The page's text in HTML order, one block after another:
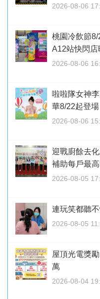
2026-08-06
桃園冷飲節
A12站快閃
2026-08-06
啦啦隊女神
華8/22起登場
2026-08-06
迎戰廚餘去
補助每戶最
2026-08-05
連玩笑都聽
2026-08-05
屋頂光電獎
萬
2026-08-04